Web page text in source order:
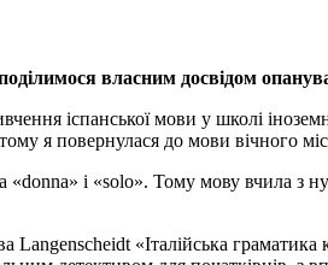
власним досвідом
іспанської мови у школі
я повернулася до мови вічного
і «solo». Тому мову вчила з
«Італійська граматика